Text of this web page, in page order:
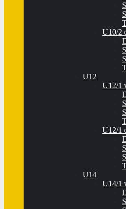
U10/2
U12
U12/1
U12/1
U14
U14/1